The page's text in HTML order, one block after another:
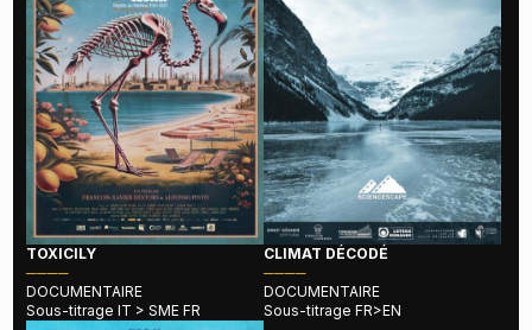
TOXICILY
────
DOCUMENTAIRE
Sous-titrage IT > SME FR
CLIMAT DÉCODÉ
────
DOCUMENTAIRE
Sous-titrage FR>EN